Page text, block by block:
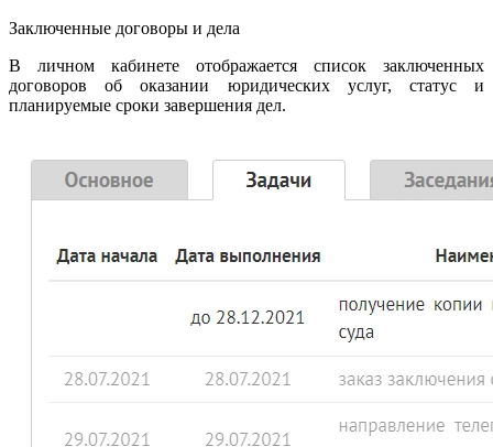
Заключенные договоры и дела
В личном кабинете отображается список заключенных
договоров об оказании юридических услуг, статус и
планируемые сроки завершения дел.